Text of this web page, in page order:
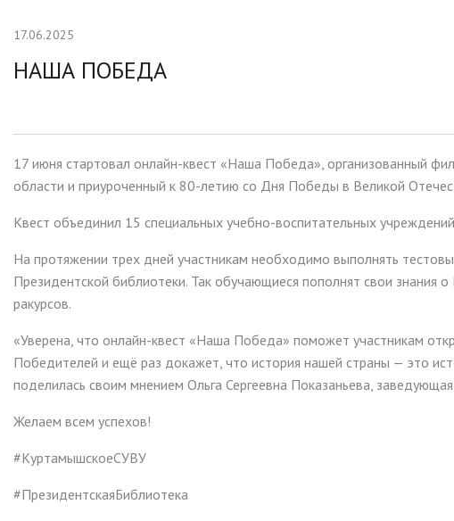
Стипендии и меры поддержки
Организация питания в
образовательной
Воспитательная работа
17.06.2025
НАША ПОБЕДА
17 июня стартовал онлайн-квест «Наша Победа», организованный
области и приуроченный к 80-летию со Дня Победы в Великой
Квест объединил 15 специальных учебно-воспитательных
На протяжении трех дней участникам необходимо выполнять
Президентской библиотеки. Так обучающиеся пополнят свои знания
ракурсов.
«Уверена, что онлайн-квест «Наша Победа» поможет участникам
Победителей и ещё раз докажет, что история нашей страны — это
поделилась своим мнением Ольга Сергеевна Показаньева,
Желаем всем успехов!
#КуртамышскоеСУВУ
#ПрезидентскаяБиблиотека